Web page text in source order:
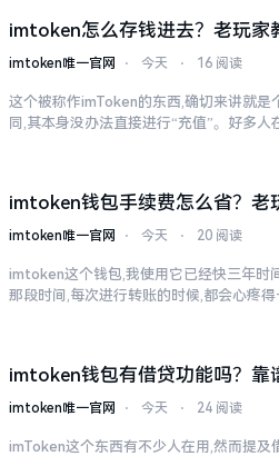
imtoken怎么存钱进去？老玩家
imtoken唯一官网 ⋅ 今天 ⋅ 16 阅读
这个被称作imToken的东西,确切来讲就是
同,其本身没办法直接进行“充值”。好多
imtoken钱包手续费怎么省？老
imtoken唯一官网 ⋅ 今天 ⋅ 20 阅读
imtoken这个钱包,我使用它已经快三年时
那段时间,每次进行转账的时候,都会心疼
imtoken钱包有借贷功能吗？靠
imtoken唯一官网 ⋅ 今天 ⋅ 24 阅读
imToken这个东西有不少人在用,然而提